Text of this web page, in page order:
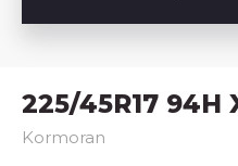
225/45R17 94H
Kormoran